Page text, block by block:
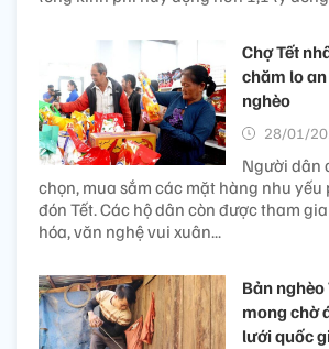
Chợ Tết
chăm lo
nghèo
28/01/
Người dân
chọn, mua sắm các mặt hàng nhu yếu
đón Tết. Các hộ dân còn được tham
hóa, văn nghệ vui xuân...
Bản
mong chờ
lưới quốc